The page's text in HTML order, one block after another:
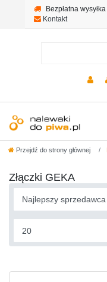
Bezpłatna wysyłka
Kontakt
Przejdź do strony głównej
Złączki GEKA